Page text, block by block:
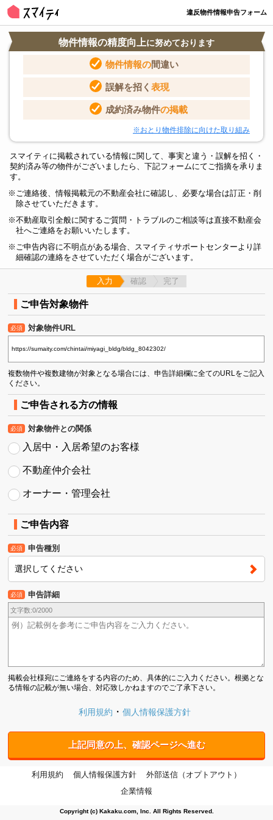
違反物件情報申告フォーム
物件情報の精度向上に努めております
物件情報の間違い
誤解を招く 表現
成約済み物件の掲載
※おとり物件排除に向けた取り組み
スマイティに掲載されている情報に関して、事実と違う・誤解を招く・
契約済み等の物件がございましたら、下記フォームにてご指摘を承りま
す。
ご連絡後、情報掲載元の不動産会社に確認し、必要な場合は訂正・削
除させていただきます。
不動産取引全般に関するご質問・トラブルのご相談等は直接不動産会
社へご連絡をお願いいたします。
ご申告内容に不明点がある場合、スマイティサポートセンターより詳
細確認の連絡をさせていただく場合がございます。
入力 確認 完了
ご申告対象物件
必須 対象物件URL
複数物件や複数建物が対象となる場合には、申告詳細欄に全てのURLをご記入
ください。
ご申告される方の情報
必須 対象物件との関係
入居中・入居希望のお客様
不動産仲介会社
オーナー・管理会社
ご申告内容
必須 申告種別
選択してください
必須 申告詳細
文字数:0/2000
掲載会社様宛にご連絡をする内容のため、具体的にご入力ください。根拠とな
る情報の記載が無い場合、対応致しかねますのでご了承下さい。
利用規約 個人情報保護方針
上記同意の上、確認ページへ進む
利用規約 個人情報保護方針
外部送信（オプトアウト）
企業情報
Copyright (c) Kakaku.com, Inc. All Rights Reserved.